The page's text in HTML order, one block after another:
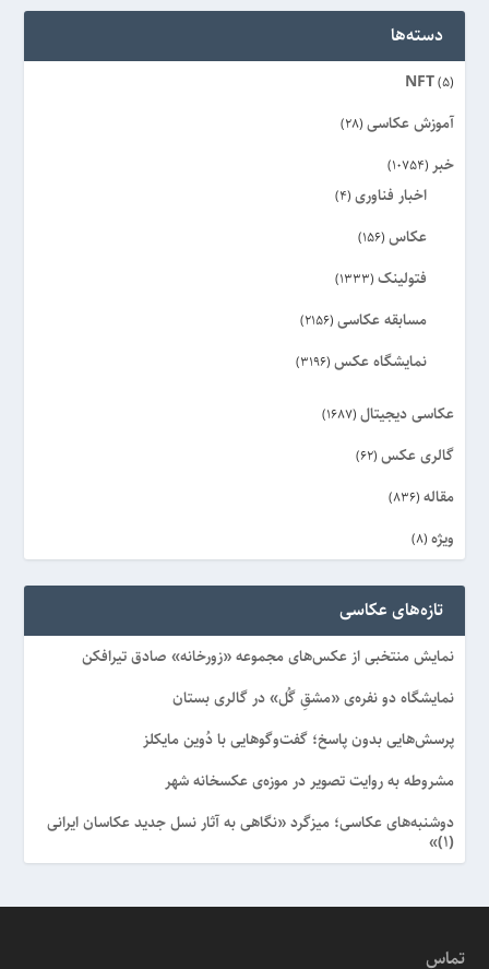
دسته‌ها
NFT(5)
آموزش عکاسی (28)
خبر (10754)
اخبار فناوری (4)
عکاس (156)
فتولینک (1333)
مسابقه عکاسی (2156)
نمایشگاه عکس (3196)
عکاسی دیجیتال (1687)
گالری عکس (62)
مقاله (836)
ویژه (8)
تازه‌های عکاسی
نمایش منتخبی از عکس‌های مجموعه «زورخانه» صادق تیرافکن
نمایشگاه دو نفره‌ی «مشقِ گُل» در گالری بستان
پرسش‌هایی بدون پاسخ؛ گفت‌وگوهایی با دُوین مایکلز
مشروطه به روایت تصویر در موزه‌ی عکسخانه شهر
دوشنبه‌های عکاسی؛ میزگرد «نگاهی به آثار نسل جدید عکاسان ایرانی
(۱)»
تماس